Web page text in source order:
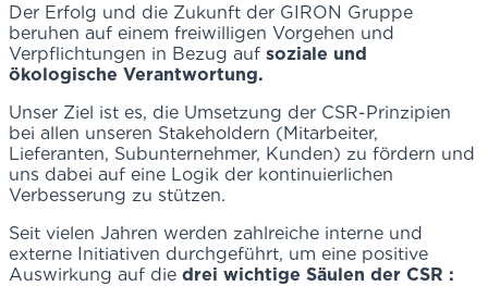
Der Erfolg und die Zukunft der GIRON Gruppe
beruhen auf einem freiwilligen Vorgehen und
Verpflichtungen in Bezug auf soziale und
ökologische Verantwortung.
Unser Ziel ist es, die Umsetzung der CSR-Prinzipien
bei allen unseren Stakeholdern (Mitarbeiter,
Lieferanten, Subunternehmer, Kunden) zu fördern und
uns dabei auf eine Logik der kontinuierlichen
Verbesserung zu stützen.
Seit vielen Jahren werden zahlreiche interne und
externe Initiativen durchgeführt, um eine positive
Auswirkung auf die drei wichtige Säulen der CSR :